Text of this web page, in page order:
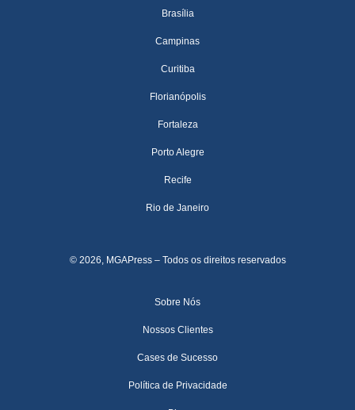
Brasília
Campinas
Curitiba
Florianópolis
Fortaleza
Porto Alegre
Recife
Rio de Janeiro
© 2026, MGAPress – Todos os direitos reservados
Sobre Nós
Nossos Clientes
Cases de Sucesso
Política de Privacidade